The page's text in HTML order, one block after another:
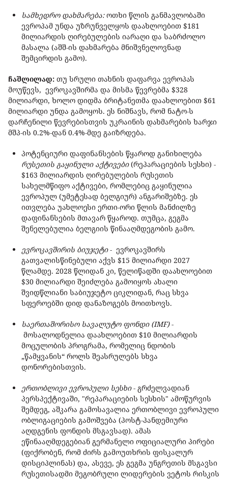
სამხედრო დახმარება:ოთხი წლის განმავლობაში
ევროპამ უნდა უზრუნველყოს დაახლოებით $181
მილიარდის ღირებულების იარაღი და საბრძოლო
მასალა (აშშ-ის დახმარება მნიშვნელოვნად
შემცირდის გამო).
ჩაშლილად: თუ სრული თახნის დაფარვა ევროპას
მოუწევს, ევროკავშირმა და მისმა წევრებმა $328
მილიარდი, ხოლო დიდმა ბრიტანეთმა დაახლოებით $61
მილიარდი უნდა გამოყოს. ეს ნიშნავს, რომ ნატო-ს
დარჩენილი წევრებისთვის უკრაინის დახმარების ხარჯი
მშპ-ის 0.2%-დან 0.4%-მდე გაიზრდება.
პოტენციური დაფინანსების წყაროდ განიხილება
რუსეთის გაყინული აქტივები(რეპარაციების სესხი) -
$163 მილიარდის ღირებულების რუსეთის
სახელმწიფო აქტივები, რომლებიც გაყინულია
ევროპულ (უმეტესად ბელგიურ) ანგარიშებზე. ეს
ითვლება უახლოესი ერთი-ორი წლის მანძილზე
დაფინანსების მთავარ წყაროდ. თუმცა, გეგმა
შენელებულია ბელგიის წინააღმდეგობის გამო.
ევროკავშირის ბიუჯეტი- ევროკავშირს
გათვალისწინებული აქვს $15 მილიარდი 2027
წლამდე. 2028 წლიდან კი, წელიწადში დაახლოებით
$30 მილიარდი შეიძლება გამოიყოს ახალი
შვიდწლიანი საბიუჯეტო ციკლიდან, რაც სხვა
სფეროებში დიდ დანაზოგებს მოითხოვს.
საერთაშორისო სავალუტო ფონდი (IMF)-
მოსალოდნელია დაახლოებით $10 მილიარდის
მოცულობის პროგრამა, რომელიც ნდობის
„წამყვანის“ როლს შეასრულებს სხვა
დონორებისთვის.
ერთობლივი ევროპული სესხი- გრძელვადიან
პერსპექტივაში, "რეპარაციების სესხის" ამოწურვის
შემდეგ, აშკარა გამოსავალია ერთობლივი ევროპული
ობლიგაციების გამოშვება (პოსტ-პანდემიური
აღდგენის ფონდის მსგავსად). ამას
ეწინააღმდეგებიან გერმანელი ოფიციალური პირები
(ფიქრობენ, რომ ძირს გამოუთხრის ფისკალურ
დისციპლინას) და, ასევე, ეს გეგმა უნგრეთის მსგავსი
რუსეთისადმი მეგობრული ლიდერების ვეტოს რისკის